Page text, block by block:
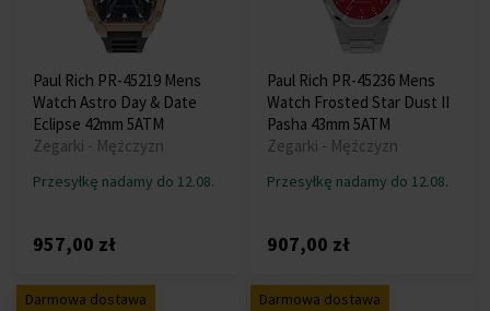
Paul Rich PR-45219 Mens
Watch Astro Day & Date
Eclipse 42mm 5ATM
Zegarki - Mężczyzn
Przesyłkę nadamy do 12.08.
957,00 zł
Paul Rich PR-45236 Mens
Watch Frosted Star Dust II
Pasha 43mm 5ATM
Zegarki - Mężczyzn
Przesyłkę nadamy do 12.08.
907,00 zł
Darmowa dostawa Darmowa dostawa